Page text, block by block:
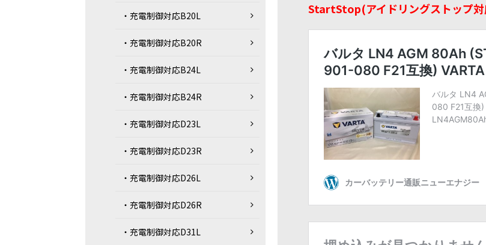
StartStop(アイドリングストップ
・充電制御対応B20L
・充電制御対応B20R
・充電制御対応B24L
・充電制御対応B24R
・充電制御対応D23L
・充電制御対応D23R
・充電制御対応D26L
・充電制御対応D26R
・充電制御対応D31L